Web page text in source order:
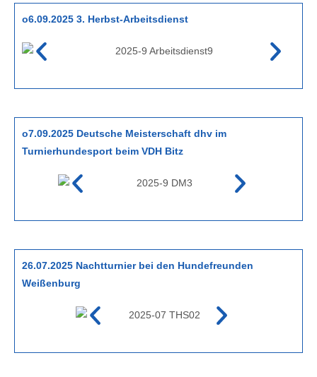
o6.09.2025 3. Herbst-Arbeitsdienst
o7.09.2025 Deutsche Meisterschaft dhv im
Turnierhundesport beim VDH Bitz
26.07.2025 Nachtturnier bei den Hundefreunden
Weißenburg